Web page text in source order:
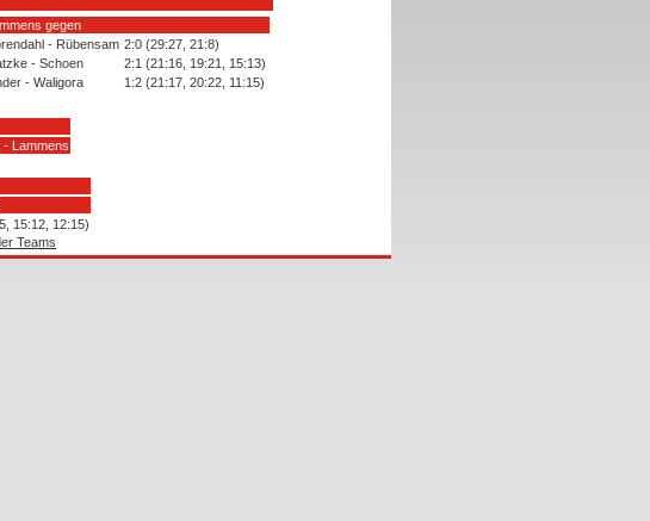
gegen
- Rübensam 2:0 (29:27, 21:8)
- Schoen
2:1 (21:16, 19:21, 15:13)
- Waligora 1:2 (21:17, 20:22, 11:15)
- Lammens
15:12, 12:15)
Teams